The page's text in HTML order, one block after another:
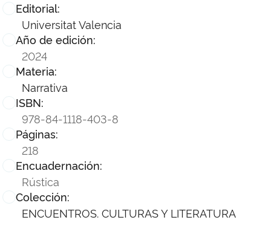
Editorial:
Universitat Valencia
Año de edición:
2024
Materia:
Narrativa
ISBN:
978-84-1118-403-8
Páginas:
218
Encuadernación:
Rústica
Colección:
ENCUENTROS. CULTURAS Y LITERATURA